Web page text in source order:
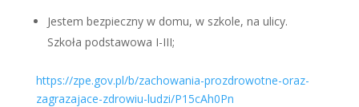
Jestem bezpieczny w domu, w szkole, na ulicy.
Szkoła podstawowa I-III;
https://zpe.gov.pl/b/zachowania-prozdrowotne-oraz-
zagrazajace-zdrowiu-ludzi/P15cAh0Pn